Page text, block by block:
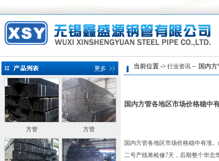
方管 方管
当前位置 -> 行业资讯 － 国内
国内方管各地区市场价格稳中
国内方管各地区市场价格稳中有涨
二号产线将检修7天，后期整个华北